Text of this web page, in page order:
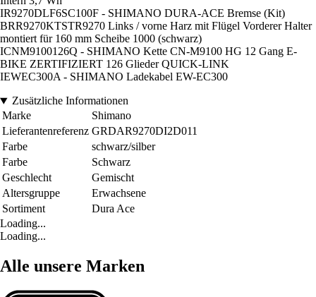
IR9270DLF6SC100F - SHIMANO DURA-ACE Bremse (Kit)
BRR9270KTSTR9270 Links / vorne Harz mit Flügel Vorderer Halter
montiert für 160 mm Scheibe 1000 (schwarz)
ICNM9100126Q - SHIMANO Kette CN-M9100 HG 12 Gang E-
BIKE ZERTIFIZIERT 126 Glieder QUICK-LINK
IEWEC300A - SHIMANO Ladekabel EW-EC300
Zusätzliche Informationen
Marke
Shimano
Lieferantenreferenz GRDAR9270DI2D011
Farbe
schwarz/silber
Farbe
Schwarz
Geschlecht
Gemischt
Altersgruppe
Erwachsene
Sortiment
Dura Ace
Loading...
Loading...
Alle unsere Marken